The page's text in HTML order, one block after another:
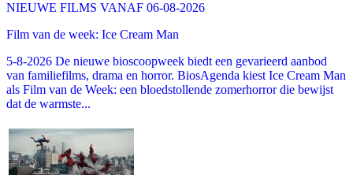
NIEUWE FILMS VANAF 06-08-2026
Film van de week: Ice Cream Man
5-8-2026 De nieuwe bioscoopweek biedt een gevarieerd aanbod
van familiefilms, drama en horror. BiosAgenda kiest Ice Cream Man
als Film van de Week: een bloedstollende zomerhorror die bewijst
dat de warmste...